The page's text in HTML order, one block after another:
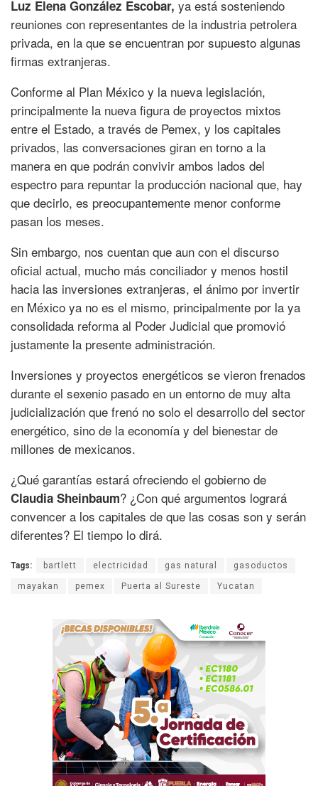
Luz Elena González Escobar, ya está sosteniendo
reuniones con representantes de la industria petrolera
privada, en la que se encuentran por supuesto algunas
firmas extranjeras.
Conforme al Plan México y la nueva legislación,
principalmente la nueva figura de proyectos mixtos
entre el Estado, a través de Pemex, y los capitales
privados, las conversaciones giran en torno a la
manera en que podrán convivir ambos lados del
espectro para repuntar la producción nacional que, hay
que decirlo, es preocupantemente menor conforme
pasan los meses.
Sin embargo, nos cuentan que aun con el discurso
oficial actual, mucho más conciliador y menos hostil
hacia las inversiones extranjeras, el ánimo por invertir
en México ya no es el mismo, principalmente por la ya
consolidada reforma al Poder Judicial que promovió
justamente la presente administración.
Inversiones y proyectos energéticos se vieron frenados
durante el sexenio pasado en un entorno de muy alta
judicialización que frenó no solo el desarrollo del sector
energético, sino de la economía y del bienestar de
millones de mexicanos.
¿Qué garantías estará ofreciendo el gobierno de
Claudia Sheinbaum? ¿Con qué argumentos logrará
convencer a los capitales de que las cosas son y serán
diferentes? El tiempo lo dirá.
Tags: bartlett electricidad gas natural gasoductos
mayakan pemex Puerta al Sureste Yucatan